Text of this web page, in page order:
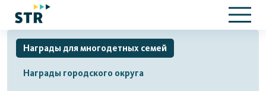
Награды для многодетных семей
Награды городского округа